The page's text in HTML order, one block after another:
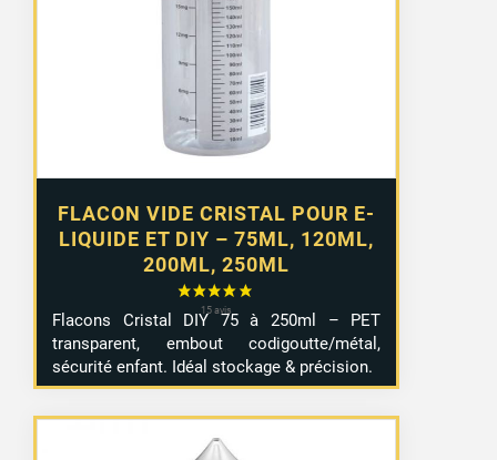
FLACON VIDE CRISTAL POUR E-
LIQUIDE ET DIY – 75ML, 120ML,
200ML, 250ML
2,99 €
à
4,99 €
Flacons Cristal DIY 75 à 250ml – PET
transparent, embout codigoutte/métal,
sécurité enfant. Idéal stockage & précision.